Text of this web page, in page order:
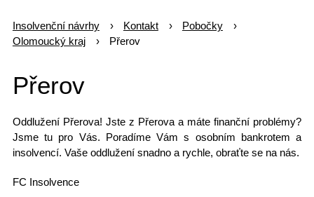
Insolvenční návrhy Kontakt
Pobočky
Olomoucký kraj
Přerov
Přerov
Oddlužení Přerova! Jste z Přerovaa máte finanční problémy?
Jsme tu pro Vás. Poradíme Vám s osobním bankrotem a
insolvencí. Vaše oddlužení snadno a rychle, obraťte se na nás.
FC Insolvence